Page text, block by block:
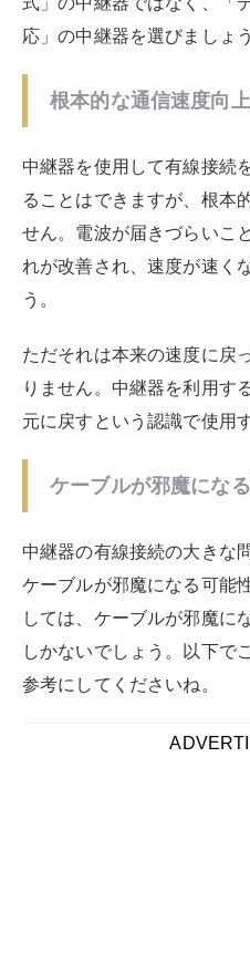
参考にしてくださいね。
中継器の選び方と
中継器の選び方と最適な設
いのでしょうか？また中継
所について、以下でご紹介
中継器購入のための